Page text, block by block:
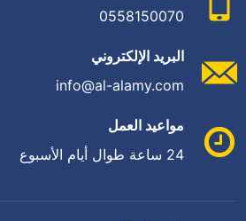
0558150070
البريد الإلكتروني
info@al-alamy.com
مواعيد العمل
24 ساعة طوال أيام الأسبوع